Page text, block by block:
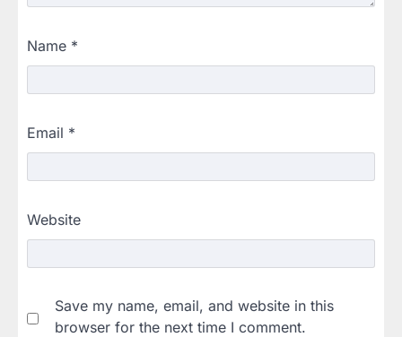
Name *
Email *
Website
Save my name, email, and website in this
browser for the next time I comment.